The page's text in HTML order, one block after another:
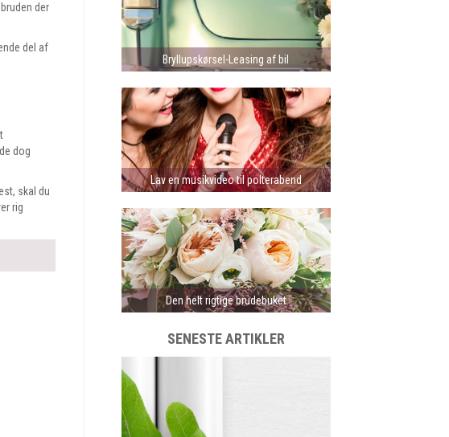
der
del af
dog
skal du
rig
Bryllupskørsel-Leasing af bil
Lav en musikvideo til polterabend
Den helt rigtige brudebuket
SENESTE ARTIKLER